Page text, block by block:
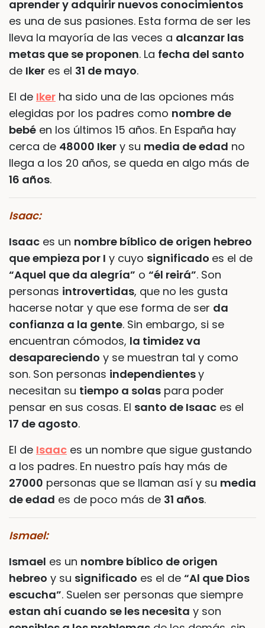
aprender y adquirir nuevos conocimientos
es una de sus pasiones. Esta forma de ser les
lleva la mayoría de las veces a alcanzar las
metas que se proponen. La fecha del santo
de Iker es el 31 de mayo.
El de Iker ha sido una de las opciones más
elegidas por los padres como nombre de
bebé en los últimos 15 años. En España hay
cerca de 48000 Iker y su media de edad no
llega a los 20 años, se queda en algo más de
16 años.
Isaac:
Isaac es un nombre bíblico de origen hebreo
que empieza por I y cuyo significado es el de
“Aquel que da alegría” o “él reirá”. Son
personas introvertidas, que no les gusta
hacerse notar y que ese forma de ser da
confianza a la gente. Sin embargo, si se
encuentran cómodos, la timidez va
desapareciendo y se muestran tal y como
son. Son personas independientesy
necesitan su tiempo a solas para poder
pensar en sus cosas. El santo de Isaac es el
17 de agosto.
El de Isaac es un nombre que sigue gustando
a los padres. En nuestro país hay más de
27000 personas que se llaman así y su media
de edad es de poco más de 31 años.
Ismael:
Ismael es un nombre bíblico de origen
hebreo y su significado es el de “Al que Dios
escucha”. Suelen ser personas que siempre
estan ahí cuando se les necesita y son